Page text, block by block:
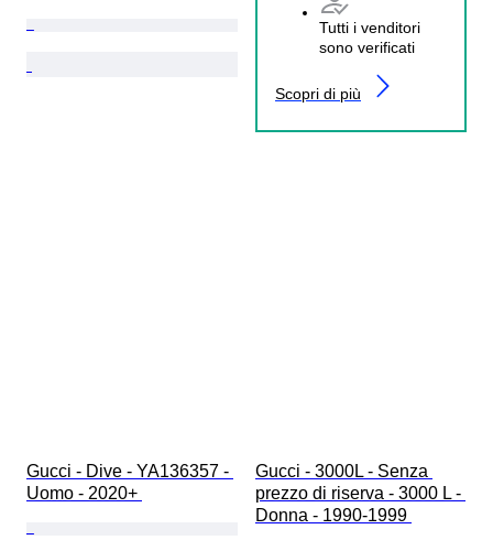
Tutti i venditori
sono verificati
Scopri di più
Gucci - Dive - YA136357 -
Uomo - 2020+
Gucci - 3000L - Senza
prezzo di riserva - 3000 L -
Donna - 1990-1999